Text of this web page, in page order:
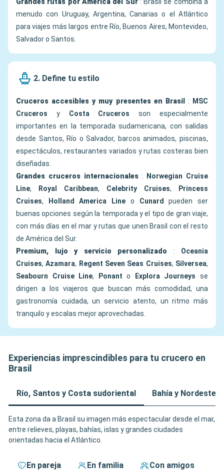
Grandes rutas por América del Sur: Brasil se combina a
menudo con Uruguay, Argentina, Canarias o el Atlántico
para viajes más largos entre Río, Buenos Aires, Montevideo,
Salvador o Santos.
2. Define tu estilo
Cruceros accesibles y muy presentes en Brasil :
MSC
Cruceros y Costa Cruceros son especialmente
importantes en la temporada sudamericana, con salidas
desde Santos, Río o Salvador, barcos animados, piscinas,
espectáculos, restaurantes variados y rutas costeras bien
diseñadas.
Grandes cruceros internacionales:
Norwegian Cruise
Line, Royal Caribbean, Celebrity Cruises,
Princess
Cruises, Holland America Line o Cunard pueden ser
buenas opciones según la temporada y el tipo de gran viaje,
con más días en el mar y rutas que unen Brasil con el resto
de América del Sur.
Premium, lujo y servicio personalizado : Oceania
Cruises,Azamara, Regent Seven Seas Cruises, Silversea,
Seabourn Cruise Line, Ponant o Explora Journeys se
dirigen a los viajeros que buscan más comodidad, una
gastronomía cuidada, un servicio atento, un ritmo más
tranquilo y escalas mejor aprovechadas.
Experiencias imprescindibles para tu crucero en
Brasil
Río, Santos y Costa sudoriental Bahía y Nordeste
Esta zona da a Brasil su imagen más espectacular desde el mar,
entre relieves, playas, bahías, islas y grandes ciudades
orientadas hacia el Atlántico.
En pareja En familia Con amigos